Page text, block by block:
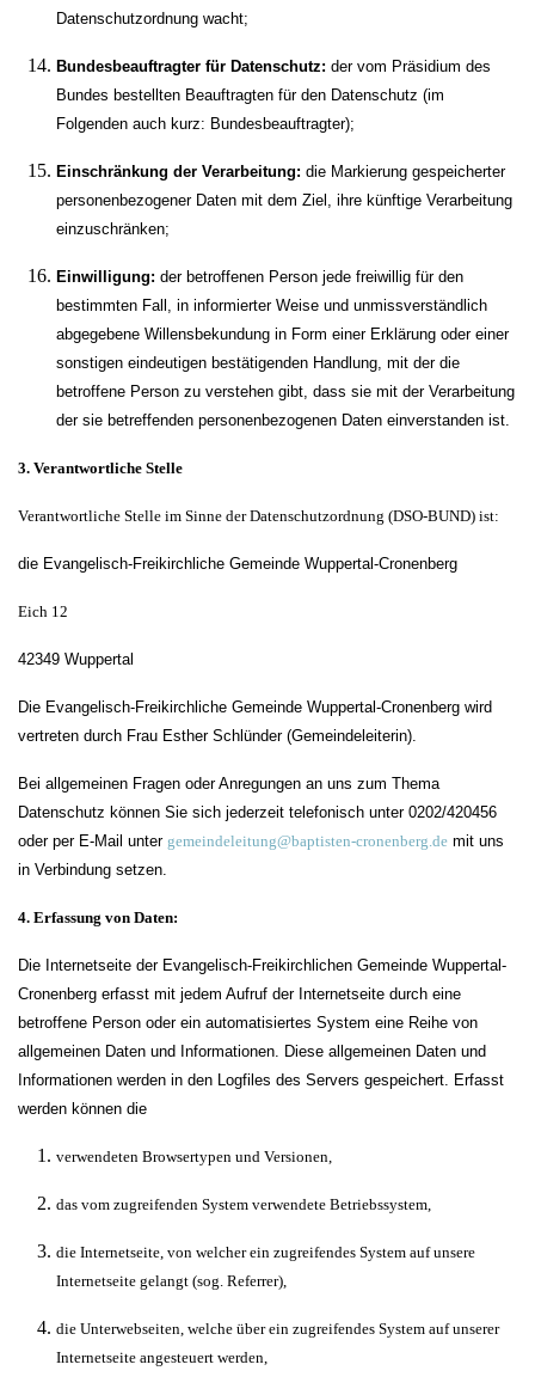
Datenschutzordnung wacht;
Bundesbeauftragter für Datenschutz: der vom Präsidium des
Bundes bestellten Beauftragten für den Datenschutz (im
Folgenden auch kurz: Bundesbeauftragter);
Einschränkung der Verarbeitung: die Markierung gespeicherter
personenbezogener Daten mit dem Ziel, ihre künftige Verarbeitung
einzuschränken;
Einwilligung: der betroffenen Person jede freiwillig für den
bestimmten Fall, in informierter Weise und unmissverständlich
abgegebene Willensbekundung in Form einer Erklärung oder einer
sonstigen eindeutigen bestätigenden Handlung, mit der die
betroffene Person zu verstehen gibt, dass sie mit der Verarbeitung
der sie betreffenden personenbezogenen Daten einverstanden ist.
3. Verantwortliche Stelle
Verantwortliche Stelle im Sinne der Datenschutzordnung (DSO-BUND) ist:
die Evangelisch-Freikirchliche Gemeinde Wuppertal-Cronenberg
Eich 12
42349 Wuppertal
Die Evangelisch-Freikirchliche Gemeinde Wuppertal-Cronenberg wird
vertreten durch Frau Esther Schlünder (Gemeindeleiterin).
Bei allgemeinen Fragen oder Anregungen an uns zum Thema
Datenschutz können Sie sich jederzeit telefonisch unter 0202/420456
oder per E-Mail unter gemeindeleitung@baptisten-cronenberg.de mit uns
in Verbindung setzen.
4. Erfassung von Daten:
Die Internetseite der Evangelisch-Freikirchlichen Gemeinde Wuppertal-
Cronenberg erfasst mit jedem Aufruf der Internetseite durch eine
betroffene Person oder ein automatisiertes System eine Reihe von
allgemeinen Daten und Informationen. Diese allgemeinen Daten und
Informationen werden in den Logfiles des Servers gespeichert. Erfasst
werden können die
verwendeten Browsertypen und Versionen,
das vom zugreifenden System verwendete Betriebssystem,
die Internetseite, von welcher ein zugreifendes System auf unsere
Internetseite gelangt (sog. Referrer),
die Unterwebseiten, welche über ein zugreifendes System auf unserer
Internetseite angesteuert werden,